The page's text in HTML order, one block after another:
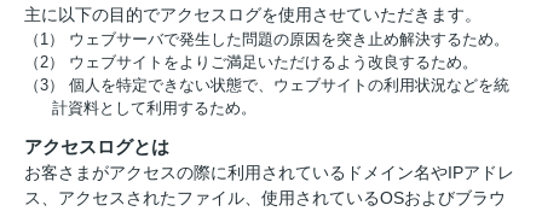
主に以下の目的でアクセスログを使用させていただきます。
（1） ウェブサーバで発生した問題の原因を突き止め解決するため。
（2） ウェブサイトをよりご満足いただけるよう改良するため。
（3） 個人を特定できない状態で、ウェブサイトの利用状況などを統
計資料として利用するため。
アクセスログとは
お客さまがアクセスの際に利用されているドメイン名やIPアドレ
ス、アクセスされたファイル、使用されているOSおよびブラウ